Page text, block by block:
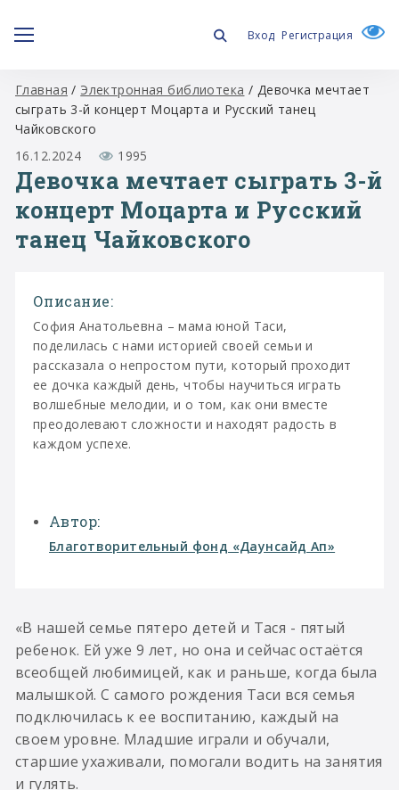
Вход Регистрация
Главная / Электронная библиотека / Девочка мечтает
сыграть 3-й концерт Моцарта и Русский танец
Чайковского
16.12.2024
1995
Девочка мечтает сыграть 3-й
концерт Моцарта и Русский
танец Чайковского
Описание:
София Анатольевна – мама юной Таси,
поделилась с нами историей своей семьи и
рассказала о непростом пути, который проходит
ее дочка каждый день, чтобы научиться играть
волшебные мелодии, и о том, как они вместе
преодолевают сложности и находят радость в
каждом успехе.
Автор:
Благотворительный фонд «Даунсайд Ап»
«В нашей семье пятеро детей и Тася - пятый
ребенок. Ей уже 9 лет, но она и сейчас остаётся
всеобщей любимицей, как и раньше, когда была
малышкой. С самого рождения Таси вся семья
подключилась к ее воспитанию, каждый на
своем уровне. Младшие играли и обучали,
старшие ухаживали, помогали водить на занятия
и гулять.